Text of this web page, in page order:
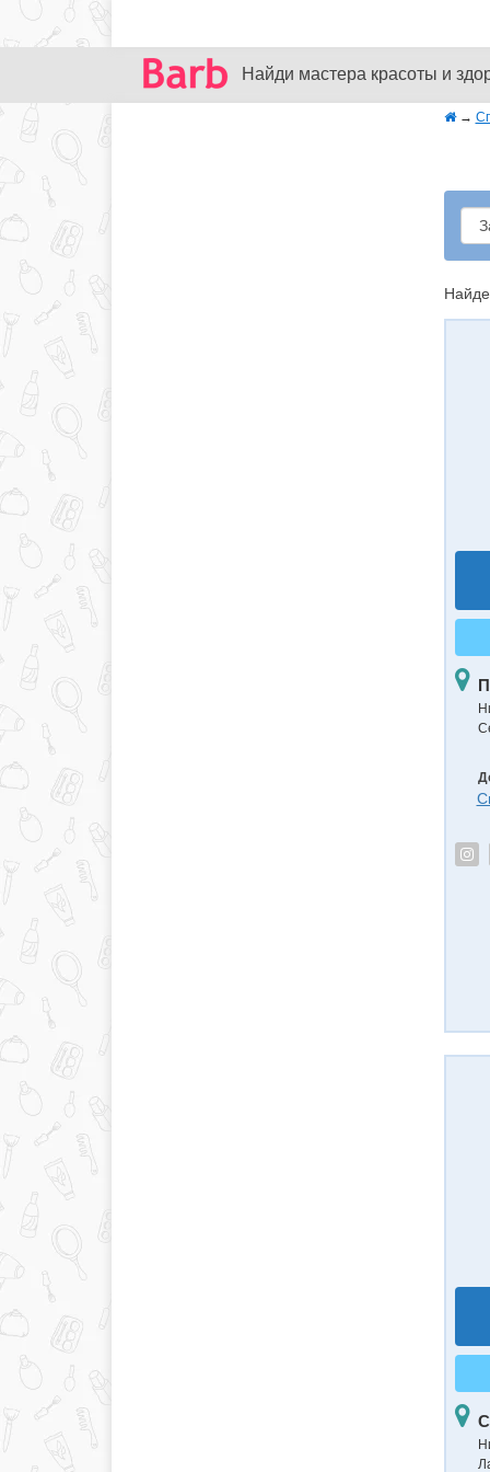
Найди мастера красоты и
→